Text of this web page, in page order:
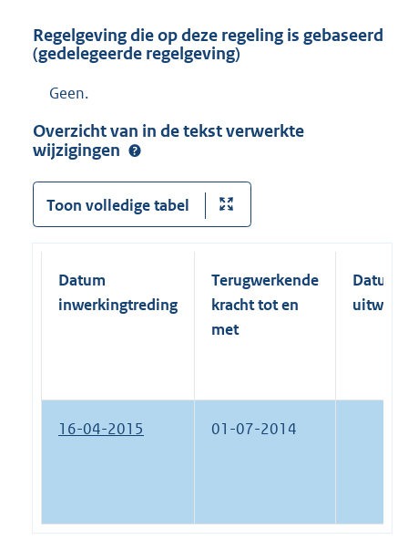
Regelgeving die op deze regeling is gebaseerd
(gedelegeerde regelgeving)
Geen.
Overzicht van in de tekst verwerkte
wijzigingen
Toon volledige tabel
Datum
inwerkingtreding
Terugwerkende
kracht tot en
met
Datum
16-04-2015 01-07-2014